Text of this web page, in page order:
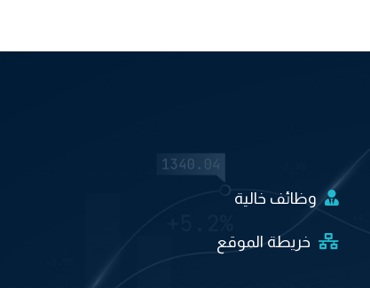
وظائف خالية
خريطة الموقع